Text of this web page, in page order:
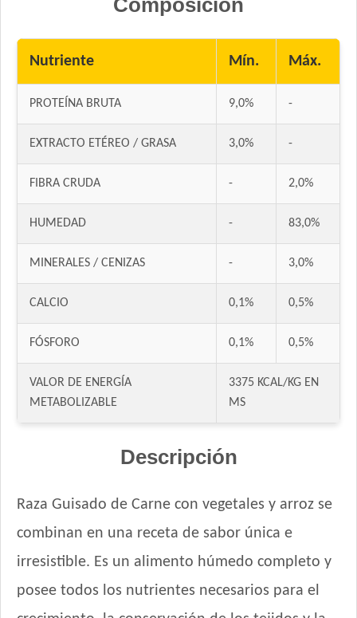
Nutriente Mín. Máx.
PROTEÍNA BRUTA 9,0% -
EXTRACTO ETÉREO / GRASA 3,0% -
FIBRA CRUDA - 2,0%
HUMEDAD - 83,0%
MINERALES / CENIZAS - 3,0%
CALCIO 0,1% 0,5%
FÓSFORO 0,1% 0,5%
VALOR DE ENERGÍA
METABOLIZABLE
3375 KCAL/KG EN
MS
Descripción
Raza Guisado de Carne con vegetales y arroz se
combinan en una receta de sabor única e
irresistible. Es un alimento húmedo completo y
posee todos los nutrientes necesarios para el